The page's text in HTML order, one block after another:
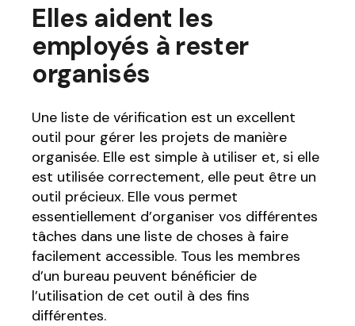
Elles aident les
employés à rester
organisés
Une liste de vérification est un excellent
outil pour gérer les projets de manière
organisée. Elle est simple à utiliser et, si elle
est utilisée correctement, elle peut être un
outil précieux. Elle vous permet
essentiellement d’organiser vos différentes
tâches dans une liste de choses à faire
facilement accessible. Tous les membres
d’un bureau peuvent bénéficier de
l’utilisation de cet outil à des fins
différentes.